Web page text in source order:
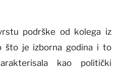
podrške od kolega iz
što je izborna godina i to
kao politički